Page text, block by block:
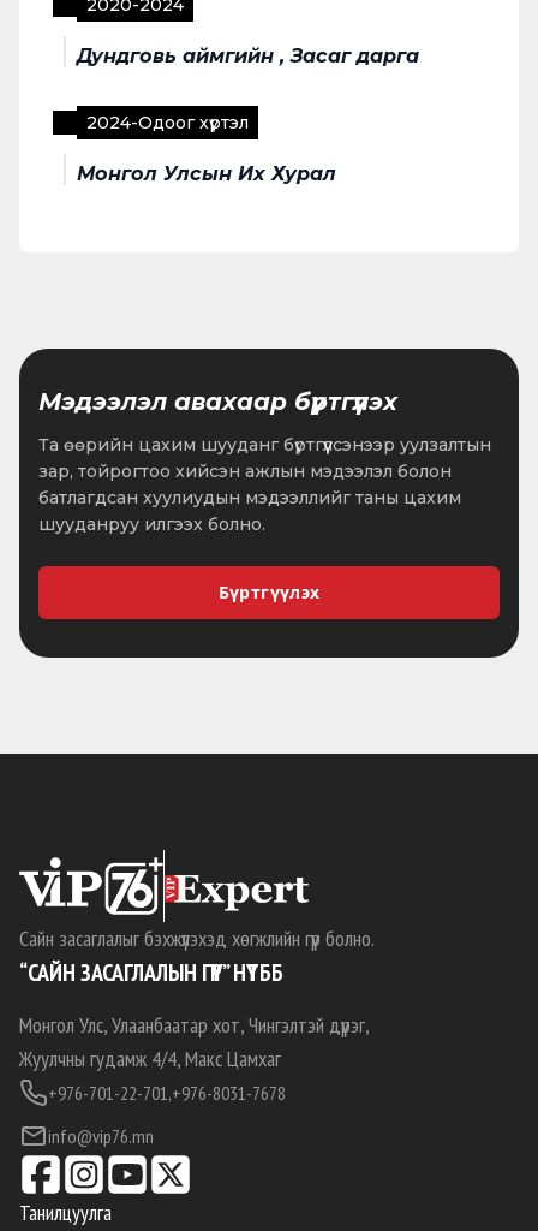
2020-2024
Дундговь аймгийн , Засаг дарга
2024-Одоог хүртэл
Монгол Улсын Их Хурал
Мэдээлэл авахаар бүртгүүлэх
Та өөрийн цахим шууданг бүртгүүлсэнээр уулзалтын
зар, тойрогтоо хийсэн ажлын мэдээлэл болон
батлагдсан хуулиудын мэдээллийг таны цахим
шууданруу илгээх болно.
Бүртгүүлэх
Сайн засаглалыг бэхжүүлэхэд хөгжлийн гүүр болно.
“САЙН ЗАСАГЛАЛЫН ГҮҮР” НҮТББ
Монгол Улс, Улаанбаатар хот, Чингэлтэй дүүрэг,
Жуулчны гудамж 4/4, Макс Цамхаг
+976-701-22-701,+976-8031-7678
info@vip76.mn
Танилцуулга